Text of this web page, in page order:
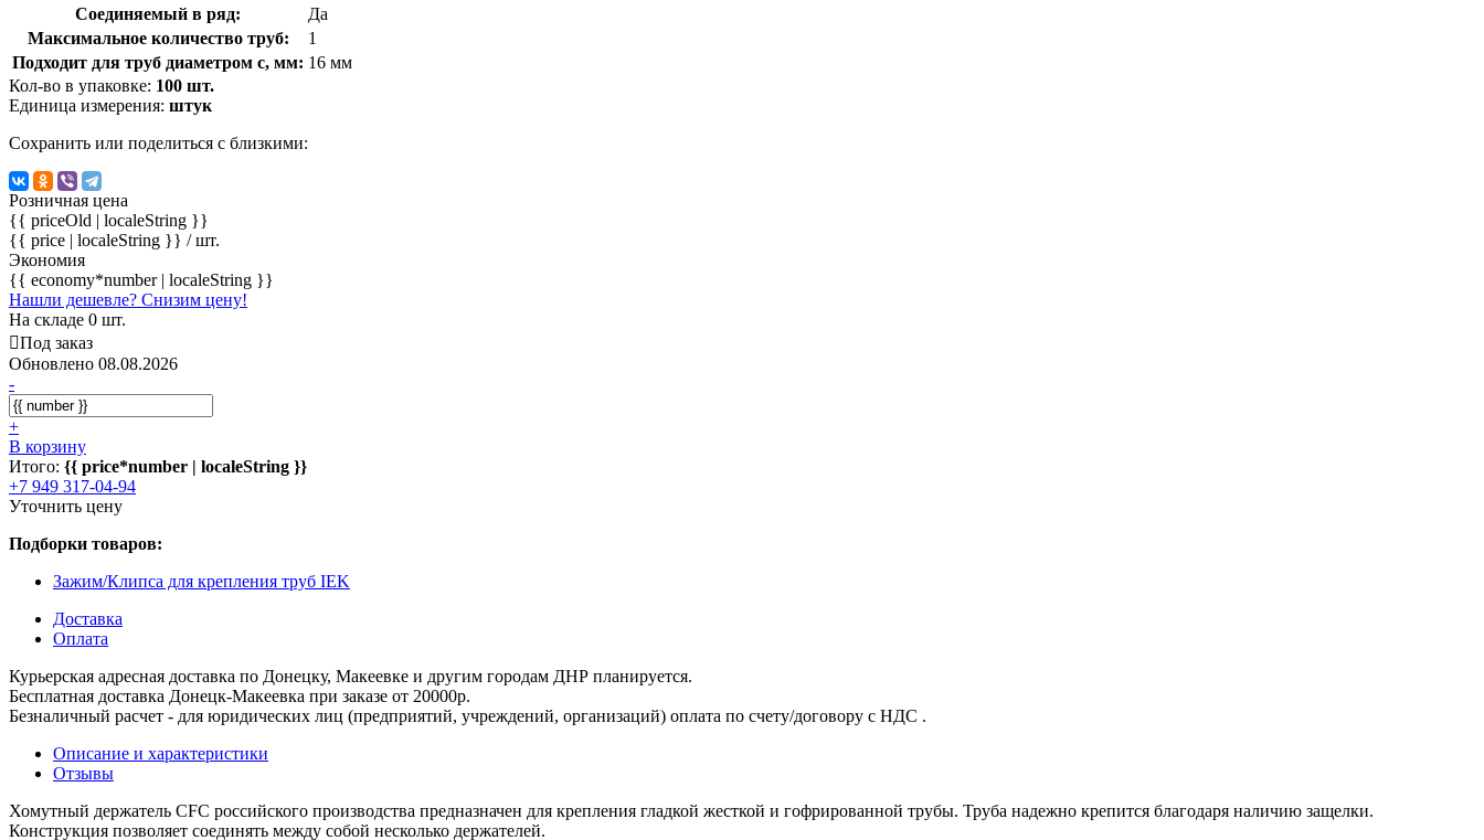
Соединяемый в ряд:
Да
Максимальное количество труб:
1
Подходит для труб диаметром с, мм: 16 мм
Кол-во в упаковке: 100 шт.
Единица измерения: штук
Сохранить или поделиться с близкими:
Розничная цена
{{ priceOld | localeString }}
{{ price | localeString }} / шт.
Экономия
{{ economy*number | localeString }}
Нашли дешевле? Снизим цену!
На складе 0 шт.
Под заказ
Обновлено 08.08.2026
-
+
В корзину
Итого: {{ price*number | localeString }}
+7 949 317-04-94
Уточнить цену
Подборки товаров:
Зажим/Клипса для крепления труб IEK
Доставка
Оплата
Курьерская адресная доставка по Донецку, Макеевке и другим городам ДНР планируется.
Бесплатная доставка Донецк-Макеевка при заказе от 20000р.
Безналичный расчет - для юридических лиц (предприятий, учреждений, организаций) оплата по счету/договору с НДС .
Описание и характеристики
Отзывы
Хомутный держатель CFC российского производства предназначен для крепления гладкой жесткой и гофрированной трубы. Труба надежно крепится благодаря наличию защелки.
Конструкция позволяет соединять между собой несколько держателей.